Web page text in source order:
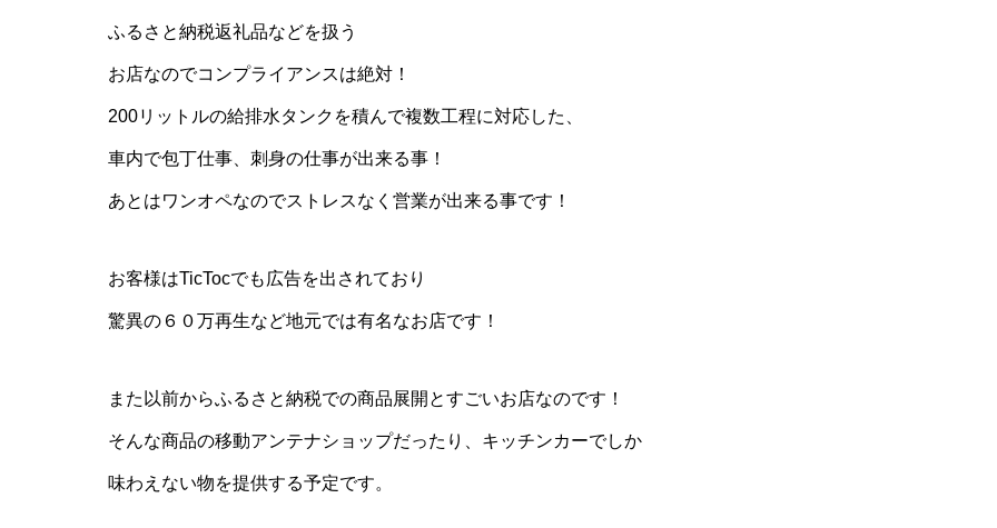
ふるさと納税返礼品などを扱う
お店なのでコンプライアンスは絶対！
200リットルの給排水タンクを積んで複数工程に対応した、
車内で包丁仕事、刺身の仕事が出来る事！
あとはワンオペなのでストレスなく営業が出来る事です！
お客様はTicTocでも広告を出されており
驚異の６０万再生など地元では有名なお店です！
また以前からふるさと納税での商品展開とすごいお店なのです！
そんな商品の移動アンテナショップだったり、キッチンカーでしか
味わえない物を提供する予定です。